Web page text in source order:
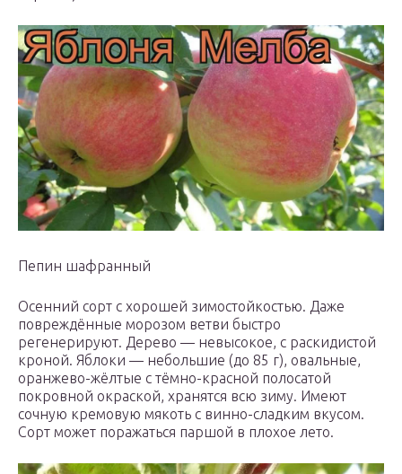
Пепин шафранный
Осенний сорт с хорошей зимостойкостью. Даже
повреждённые морозом ветви быстро
регенерируют. Дерево — невысокое, с раскидистой
кроной. Яблоки — небольшие (до 85 г), овальные,
оранжево-жёлтые с тёмно-красной полосатой
покровной окраской, хранятся всю зиму. Имеют
сочную кремовую мякоть с винно-сладким вкусом.
Сорт может поражаться паршой в плохое лето.